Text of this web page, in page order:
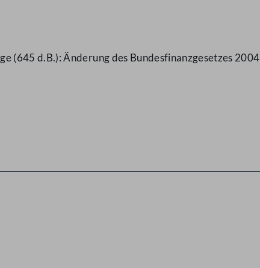
(645 d.B.): Änderung des Bundesfinanzgesetzes 2004